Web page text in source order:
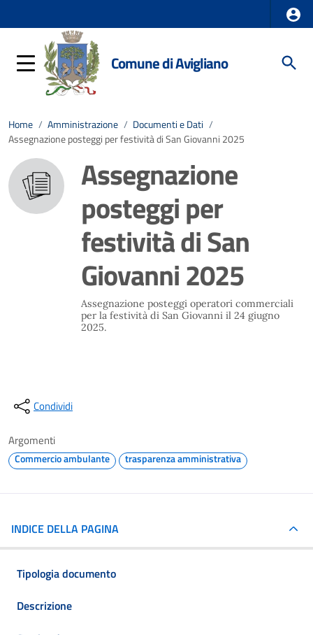
Comune di Avigliano
Home / Amministrazione / Documenti e Dati /
Assegnazione posteggi per festività di San Giovanni 2025
Assegnazione
posteggi per
festività di San
Giovanni 2025
Assegnazione posteggi operatori commerciali
per la festività di San Giovanni il 24 giugno
2025.
Condividi
Argomenti
Commercio ambulante trasparenza amministrativa
INDICE DELLA PAGINA
Tipologia documento
Descrizione